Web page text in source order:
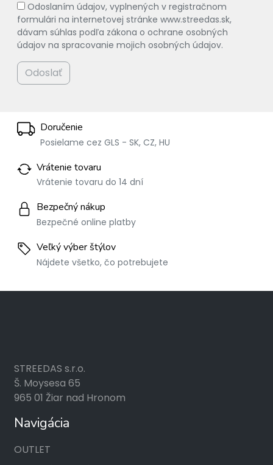
Odoslaním údajov, vyplnených v registračnom
formulári na internetovej stránke www.streedas.sk,
dávam súhlas podľa zákona o ochrane osobných
údajov na spracovanie mojich osobných údajov.
Odoslať
Doručenie
Posielame cez GLS - SK, CZ, HU
Vrátenie tovaru
Vrátenie tovaru do 14 dní
Bezpečný nákup
Bezpečné online platby
Veľký výber štýlov
Nájdete všetko, čo potrebujete
STREEDAS s.r.o.
Š. Moysesa 65
965 01 Žiar nad Hronom
Navigácia
OUTLET